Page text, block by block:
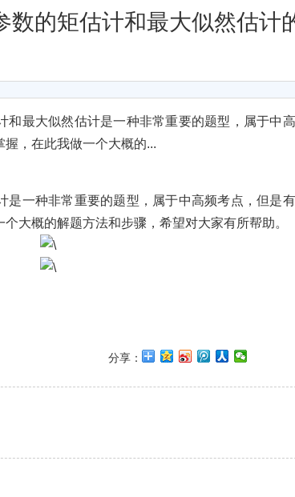
数的矩估计和最大似然估计
最大似然估计是一种非常重要的题型，属于中
，在此我做一个大概的...
一种非常重要的题型，属于中高频考点，但是
大概的解题方法和步骤，希望对大家有所帮助。
分享：